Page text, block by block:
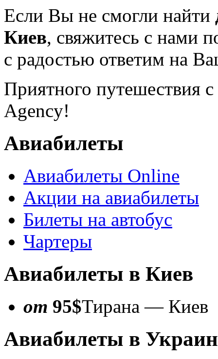
Если Вы не смогли найти
Киев, свяжитесь с нами
с радостью ответим на
Приятного путешествия
Agency!
Авиабилеты
Авиабилеты Online
Акции на авиабилеты
Билеты на автобус
Чартеры
Авиабилеты в Киев
от 95$Тирана — Киев
Авиабилеты в